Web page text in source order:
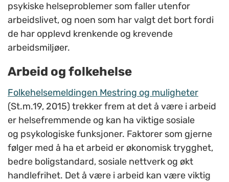
psykiske helseproblemer som faller utenfor
arbeidslivet, og noen som har valgt det bort fordi
de har opplevd krenkende og krevende
arbeidsmiljøer.
Arbeid og folkehelse
Folkehelsemeldingen Mestring og muligheter
(St.m.19, 2015) trekker frem at det å være i arbeid
er helsefremmende og kan ha viktige sosiale
og psykologiske funksjoner. Faktorer som gjerne
følger med å ha et arbeid er økonomisk trygghet,
bedre boligstandard, sosiale nettverk og økt
handlefrihet. Det å være i arbeid kan være viktig